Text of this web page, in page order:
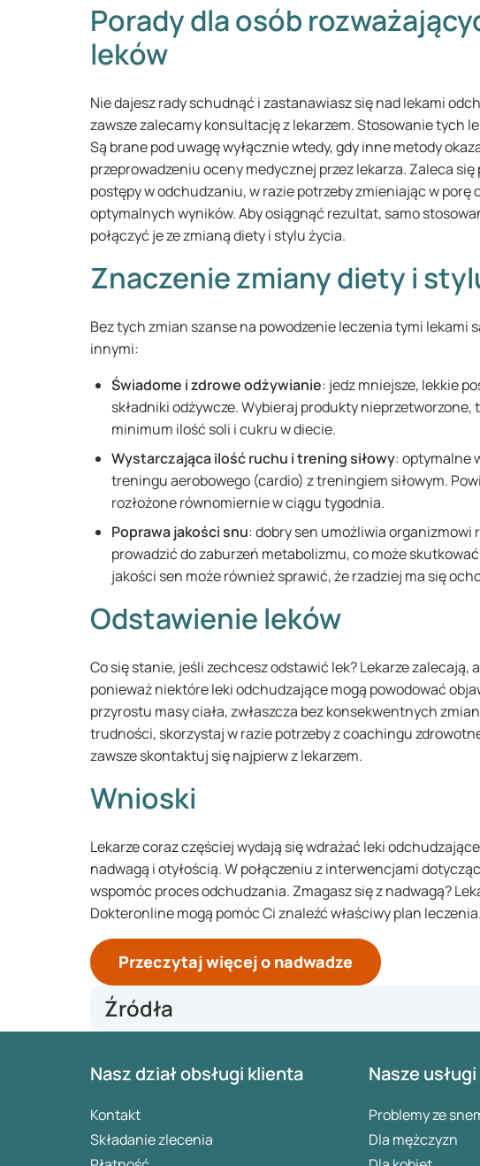
Porady dla osób
leków
Nie dajesz rady schudnąć i zastanawiasz się nad lekami
zawsze zalecamy konsultację z lekarzem. Stosowanie tych
Są brane pod uwagę wyłącznie wtedy, gdy inne metody
przeprowadzeniu oceny medycznej przez lekarza. Zaleca
postępy w odchudzaniu, w razie potrzeby zmieniając w porę
optymalnych wyników. Aby osiągnąć rezultat, samo
połączyć je ze zmianą diety i stylu życia.
Znaczenie zmiany diety i
Bez tych zmian szanse na powodzenie leczenia tymi lekami
innymi:
Świadome i zdrowe odżywianie: jedz mniejsze, lekkie
składniki odżywcze. Wybieraj produkty nieprzetworzone,
minimum ilość soli i cukru w ​​diecie.
Wystarczająca ilość ruchu i trening siłowy: optymalne
treningu aerobowego (cardio) z treningiem siłowym.
rozłożone równomiernie w ciągu tygodnia.
Poprawa jakości snu: dobry sen umożliwia organizmowi
prowadzić do zaburzeń metabolizmu, co może
jakości sen może również sprawić, że rzadziej ma się
Odstawienie leków
Co się stanie, jeśli zechcesz odstawić lek? Lekarze zalecają,
ponieważ niektóre leki odchudzające mogą powodować
przyrostu masy ciała, zwłaszcza bez konsekwentnych
trudności, skorzystaj w razie potrzeby z coachingu
zawsze skontaktuj się najpierw z lekarzem.
Wnioski
Lekarze coraz częściej wydają się wdrażać leki
nadwagą i otyłością. W połączeniu z interwencjami
wspomóc proces odchudzania. Zmagasz się z nadwagą?
Dokteronline mogą pomóc Ci znaleźć właściwy plan leczenia.
Przeczytaj więcej o nadwadze
Źródła
obesity-medication#
https://huisarts.bsl.nl/afslankmedicatie-rol-bijwerkingen-en-
https://www.health.harvard.edu/topics/diet-and-weight-loss
Nasz dział obsługi klienta
Kontakt
Składanie zlecenia
Nasze
Problemy ze
Dla mężczyzn